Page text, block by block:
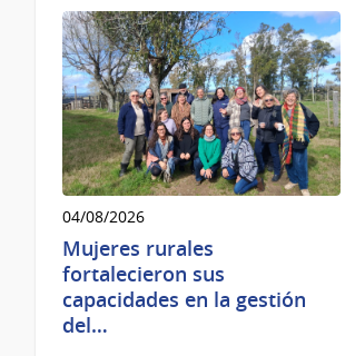
04/08/2026
Mujeres rurales
fortalecieron sus
capacidades en la gestión
del…